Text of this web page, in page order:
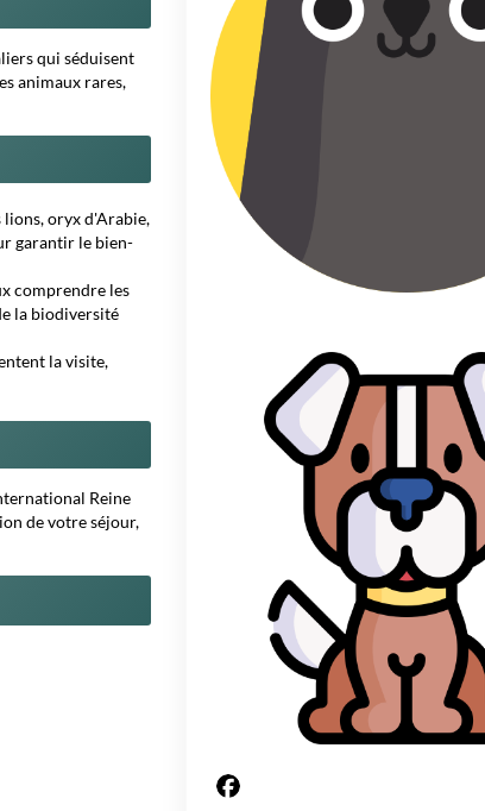
qui séduisent
animaux rares,
lions, oryx d'Arabie,
garantir le bien-
comprendre les
la biodiversité
la visite,
Reine
de votre séjour,